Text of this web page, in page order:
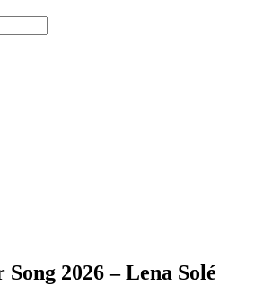
2026 – Lena Solé